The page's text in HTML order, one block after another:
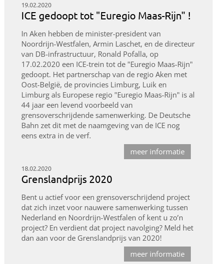
19.02.2020
ICE gedoopt tot "Euregio Maas-Rijn" !
In Aken hebben de minister-president van
Noordrijn-Westfalen, Armin Laschet, en de directeur
van DB-infrastructuur, Ronald Pofalla, op
17.02.2020 een ICE-trein tot de "Euregio Maas-Rijn"
gedoopt. Het partnerschap van de regio Aken met
Oost-België, de provincies Limburg, Luik en
Limburg als Europese regio "Euregio Maas-Rijn" is al
44 jaar een levend voorbeeld van
grensoverschrijdende samenwerking. De Deutsche
Bahn zet dit met de naamgeving van de ICE nog
eens extra in de verf.
meer informatie
18.02.2020
Grenslandprijs 2020
Bent u actief voor een grensoverschrijdend project
dat zich inzet voor nauwere samenwerking tussen
Nederland en Noordrijn-Westfalen of kent u zo’n
project? En verdient dat project navolging? Meld het
dan aan voor de Grenslandprijs van 2020!
meer informatie